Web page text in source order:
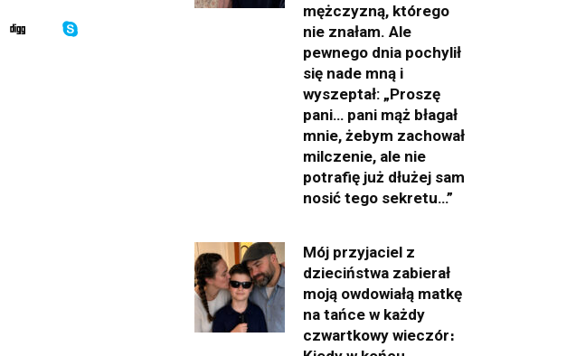
mężczyzną, którego
nie znałam. Ale
pewnego dnia pochylił
się nade mną i
wyszeptał: „Proszę
pani… pani mąż błagał
mnie, żebym zachował
milczenie, ale nie
potrafię już dłużej sam
nosić tego sekretu…”
Mój przyjaciel z
dzieciństwa zabierał
moją owdowiałą matkę
na tańce w każdy
czwartkowy wieczór։